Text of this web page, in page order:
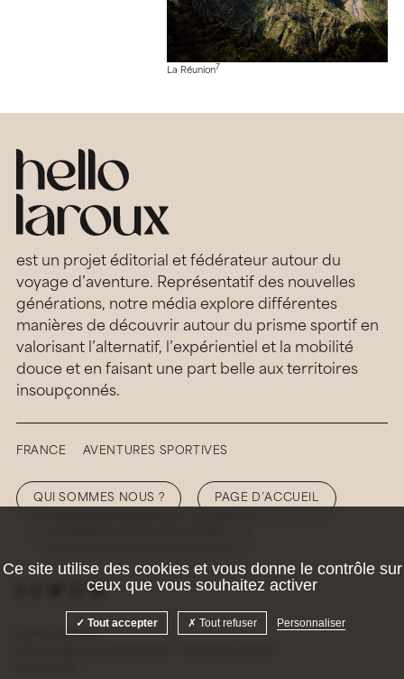
La Réunion7
est un projet éditorial et fédérateur autour du
voyage d’aventure. Représentatif des nouvelles
générations, notre média explore différentes
manières de découvrir autour du prisme sportif en
valorisant l’alternatif, l’expérientiel et la mobilité
douce et en faisant une part belle aux territoires
insoupçonnés.
FRANCE AVENTURES SPORTIVES
QUI SOMMES NOUS ? PAGE D’ACCUEIL
© 2026 Hellolaroux
Ce site utilise des cookies et vous donne le contrôle sur
ceux que vous souhaitez activer
Tout accepter Tout refuser Personnaliser